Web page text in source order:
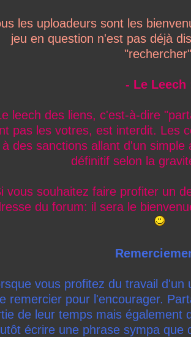
les uploadeurs sont les
jeu en question n'est pas déjà
- Le Leech
leech des liens, c'est-à-dire
pas les votres, est interdit. Les
à des sanctions allant d'un
définitif selon la
vous souhaitez faire profiter un
du forum: il sera le
vous profitez du travail d'un
le remercier pour l'encourager.
de leur temps mais également
écrire une phrase sympa que